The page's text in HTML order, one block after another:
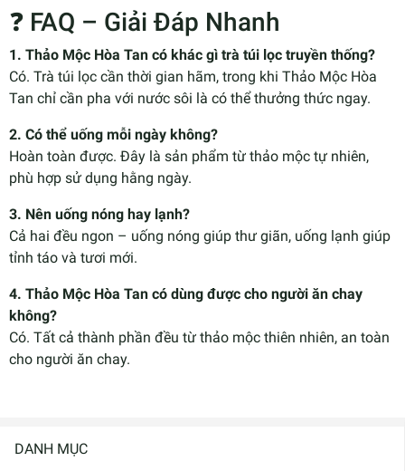
DANH MỤC
❓ FAQ – Giải Đáp Nhanh
1. Thảo Mộc Hòa Tan có khác gì trà túi lọc truyền thống?
Có. Trà túi lọc cần thời gian hãm, trong khi Thảo Mộc Hòa
Tan chỉ cần pha với nước sôi là có thể thưởng thức ngay.
2. Có thể uống mỗi ngày không?
Hoàn toàn được. Đây là sản phẩm từ thảo mộc tự nhiên,
phù hợp sử dụng hằng ngày.
3. Nên uống nóng hay lạnh?
Cả hai đều ngon – uống nóng giúp thư giãn, uống lạnh giúp
tỉnh táo và tươi mới.
4. Thảo Mộc Hòa Tan có dùng được cho người ăn chay
không?
Có. Tất cả thành phần đều từ thảo mộc thiên nhiên, an toàn
cho người ăn chay.